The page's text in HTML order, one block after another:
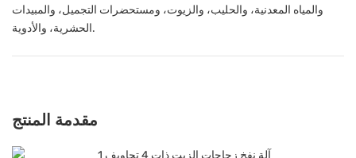
والمياه المعدنية، والحليب، والزيوت، ومستحضرات التجميل، والمبيدات
الحشرية، والأدوية.
مقدمة المنتج